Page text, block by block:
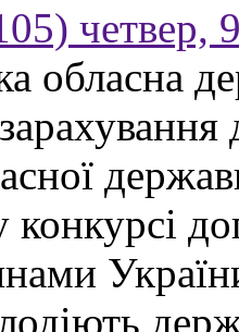
четвер,
обласна
конкурсі